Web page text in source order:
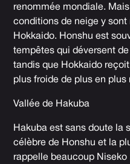
renommée mondiale.
conditions de neige y
Hokkaido. Honshu est
tempêtes qui déversent
tandis que Hokkaido
plus froide de plus en plus
Vallée de Hakuba
Hakuba est sans doute la
célèbre de Honshu et la
rappelle beaucoup